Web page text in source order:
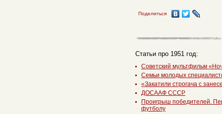
Поделиться
Статьи про 1951 год:
Советский мультфильм
Семьи молодых
«Закатили строгача с
ДОСААФ СССР
Проигрыш победителей.
футболу